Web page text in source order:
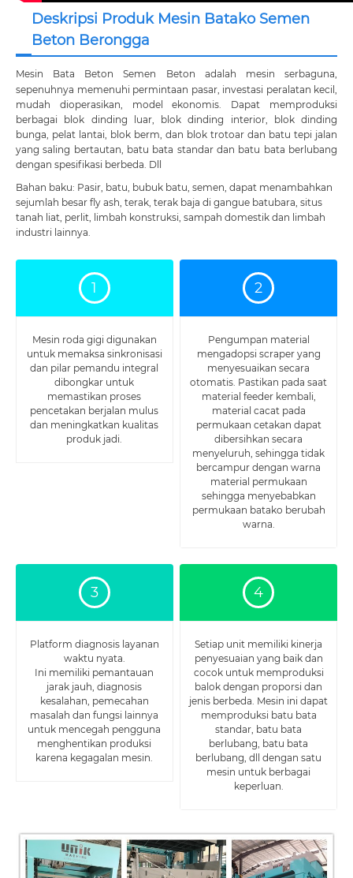
Deskripsi Produk Mesin Batako Semen
Beton Berongga
Mesin Bata Beton Semen Beton adalah mesin serbaguna,
sepenuhnya memenuhi permintaan pasar, investasi peralatan kecil,
mudah dioperasikan, model ekonomis. Dapat memproduksi
berbagai blok dinding luar, blok dinding interior, blok dinding
bunga, pelat lantai, blok berm, dan blok trotoar dan batu tepi jalan
yang saling bertautan, batu bata standar dan batu bata berlubang
dengan spesifikasi berbeda. Dll
Bahan baku: Pasir, batu, bubuk batu, semen, dapat menambahkan
sejumlah besar fly ash, terak, terak baja di gangue batubara, situs
tanah liat, perlit, limbah konstruksi, sampah domestik dan limbah
industri lainnya.
1
Mesin roda gigi digunakan
untuk memaksa sinkronisasi
dan pilar pemandu integral
dibongkar untuk
memastikan proses
pencetakan berjalan mulus
dan meningkatkan kualitas
produk jadi.
2
Pengumpan material
mengadopsi scraper yang
menyesuaikan secara
otomatis. Pastikan pada saat
material feeder kembali,
material cacat pada
permukaan cetakan dapat
dibersihkan secara
menyeluruh, sehingga tidak
bercampur dengan warna
material permukaan
sehingga menyebabkan
permukaan batako berubah
warna.
3
Platform diagnosis layanan
waktu nyata.
Ini memiliki pemantauan
jarak jauh, diagnosis
kesalahan, pemecahan
masalah dan fungsi lainnya
untuk mencegah pengguna
menghentikan produksi
karena kegagalan mesin.
4
Setiap unit memiliki kinerja
penyesuaian yang baik dan
cocok untuk memproduksi
balok dengan proporsi dan
jenis berbeda. Mesin ini dapat
memproduksi batu bata
standar, batu bata
berlubang, batu bata
berlubang, dll dengan satu
mesin untuk berbagai
keperluan.